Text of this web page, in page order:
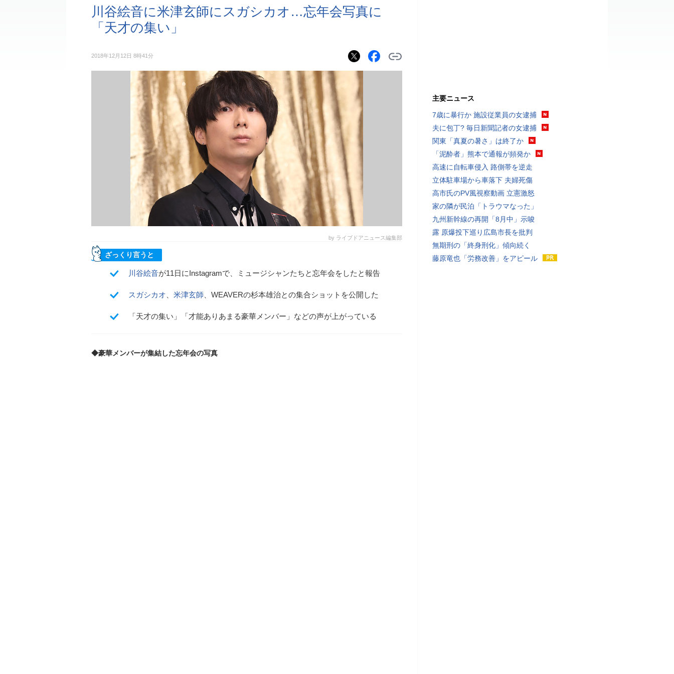
川谷絵音に米津玄師にスガシカオ…忘年会写真に
「天才の集い」
2018年12月12日 8時41分
by ライブドアニュース編集部
ざっくり言うと
川谷絵音が11日にInstagramで、ミュージシャンたちと忘年会をしたと報告
スガシカオ 米津玄師 、WEAVERの杉本雄治との集合ショットを公開した
「天才の集い」「才能ありあまる豪華メンバー」などの声が上がっている
◆豪華メンバーが集結した忘年会の写真
主要ニュース
7歳に暴行か 施設従業員の女逮捕
夫に包丁? 毎日新聞記者の女逮捕
関東「真夏の暑さ」は終了か
「泥酔者」熊本で通報が頻発か
高速に自転車侵入 路側帯を逆走
立体駐車場から車落下 夫婦死傷
高市氏のPV風視察動画 立憲激怒
家の隣が民泊「トラウマなった」
九州新幹線の再開「8月中」示唆
露 原爆投下巡り広島市長を批判
無期刑の「終身刑化」傾向続く
藤原竜也「労務改善」をアピール